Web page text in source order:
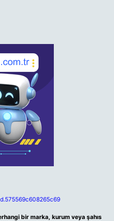
bir marka, kurum veya şahıs